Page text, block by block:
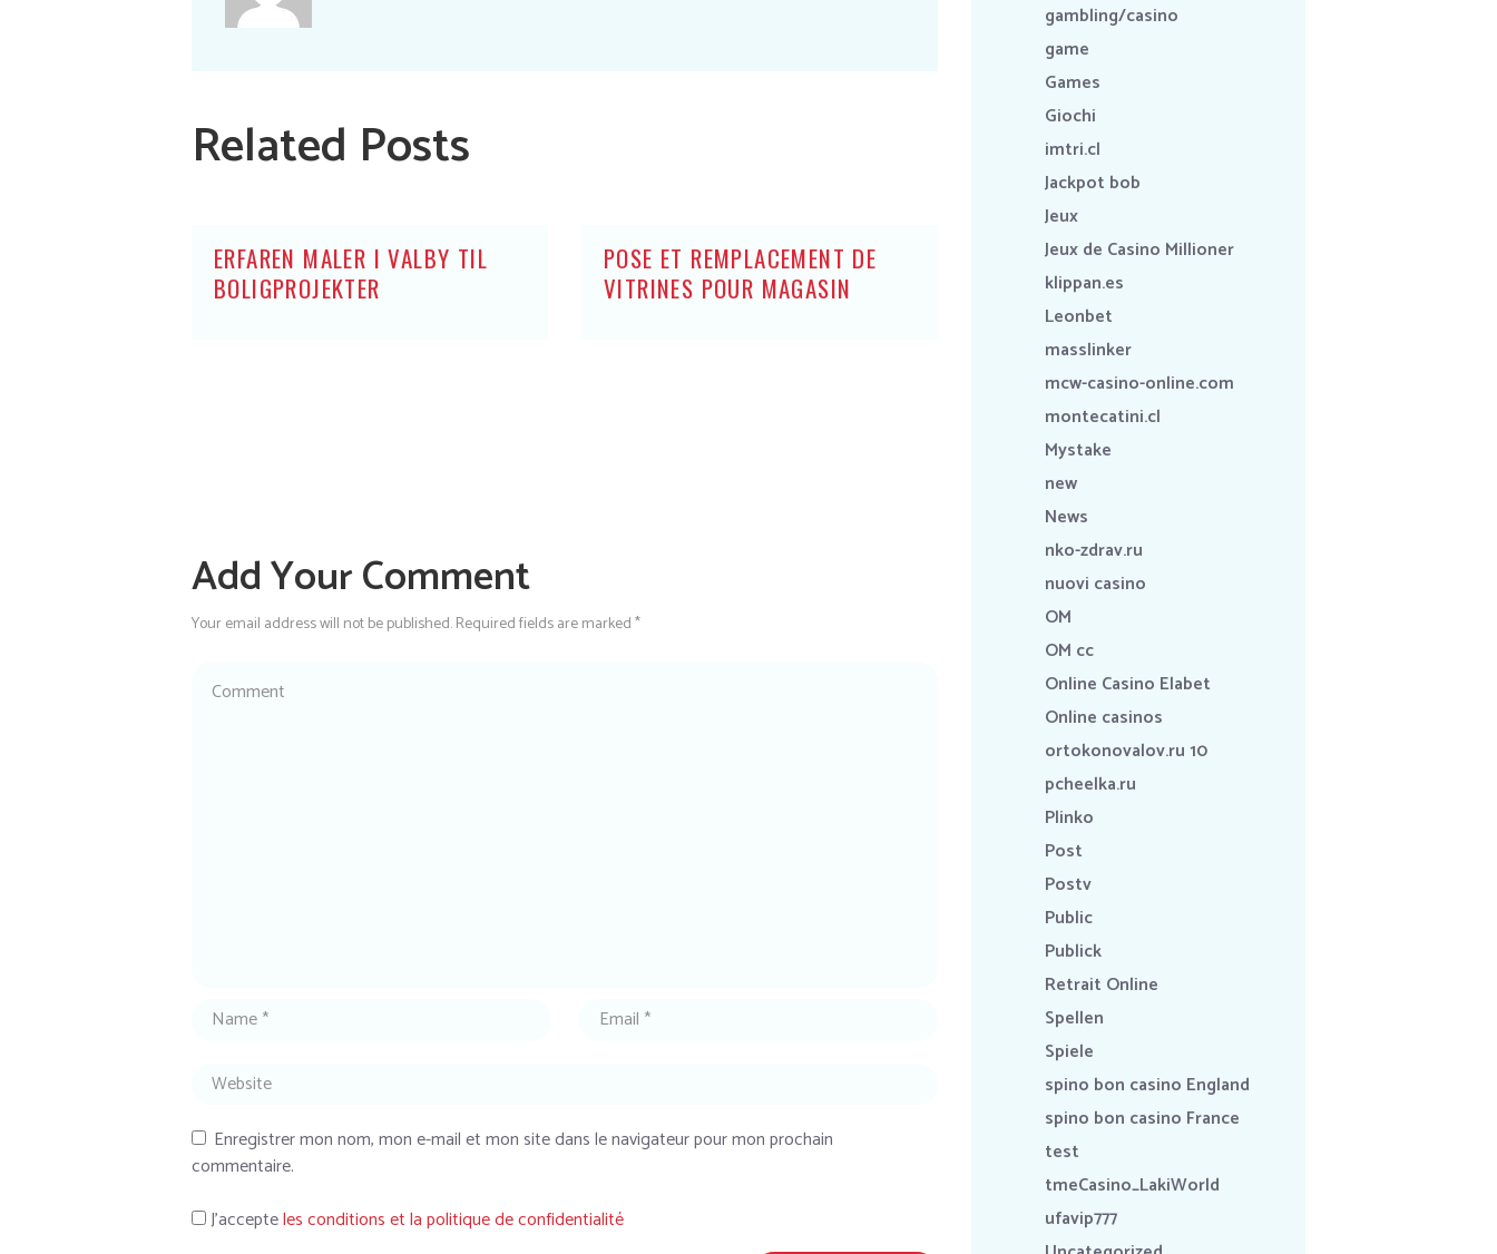
Related Posts
ERFAREN MALER I VALBY TIL
BOLIGPROJEKTER
POSE ET REMPLACEMENT DE
VITRINES POUR MAGASIN
Add Your Comment
Your email address will not be published. Required fields are marked *
Enregistrer mon nom, mon e-mail et mon site dans le navigateur pour mon prochain
commentaire.
J’accepteles conditions et la politique de confidentialité
gambling/casino
game
Games
Giochi
imtri.cl
Jackpot bob
Jeux
Jeux de Casino Millioner
klippan.es
Leonbet
masslinker
mcw-casino-online.com
montecatini.cl
Mystake
new
News
nko-zdrav.ru
nuovi casino
OM
OM cc
Online Casino Elabet
Online casinos
ortokonovalov.ru 10
pcheelka.ru
Plinko
Post
Postv
Public
Publick
Retrait Online
Spellen
Spiele
spino bon casino England
spino bon casino France
test
tmeCasino_LakiWorld
ufavip777